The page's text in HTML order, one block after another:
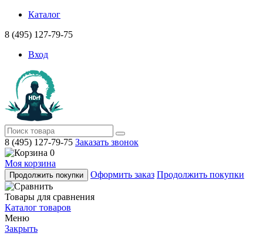
Каталог
8 (495) 127-79-75
Вход
8 (495) 127-79-75 Заказать звонок
0
Моя корзина
Продолжить покупки Оформить заказ Продолжить покупки
Товары для сравнения
Каталог товаров
Меню
Закрыть